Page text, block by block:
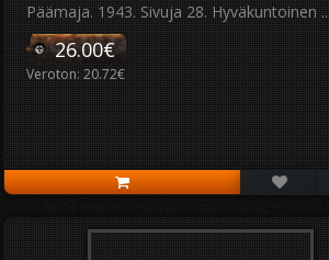
Päämaja. 1943. Sivuja 28. Hyväkuntoinen ..
26.00€
Veroton: 20.72€